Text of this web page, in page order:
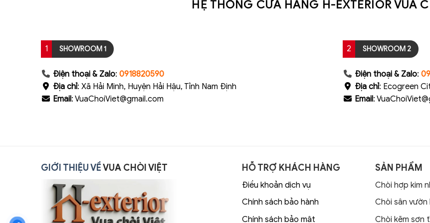
HỆ THỐNG CỬA HÀNG H-EXTERIOR VUA
1 SHOWROOM 1
Điện thoại & Zalo: 0918820590
Địa chỉ: Xã Hải Minh, Huyện Hải Hậu, Tỉnh Nam Định
Email: VuaChoiViet@gmail.com
2 SHOWROOM 2
Điện thoại & Zalo:
Địa chỉ: Ecogreen
Email:
GIỚI THIỆU VỀVUA CHÒI VIỆT HỖ TRỢ KHÁCH HÀNG
Điều khoản dịch vụ
Chính sách bảo hành
Chính sách bảo mật
SẢN PHẨM
Chòi hợp kim
Chòi sân
Chòi kẽm sơn